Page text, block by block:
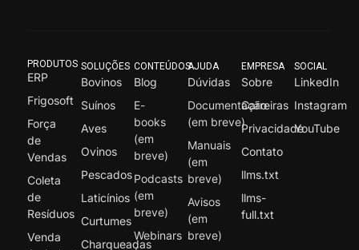
PRODUTOS
ERP
Frigosoft
Força
de
Vendas
Coleta
de
Resíduos
Venda
SOLUÇÕES
Bovinos
Suínos
Aves
Ovinos
Pescados
Laticínios
Curtumes
Charqueadas
CONTEÚDOS
Blog
E-
books
(em
breve)
Podcasts
(em
breve)
Webinars
AJUDA
Dúvidas
Documentação
(em breve)
Manuais
(em
breve)
Avisos
(em
breve)
EMPRESA
Sobre
Carreiras
Privacidade
Contato
llms.txt
llms-
full.txt
SOCIAL
LinkedIn
Instagram
YouTube